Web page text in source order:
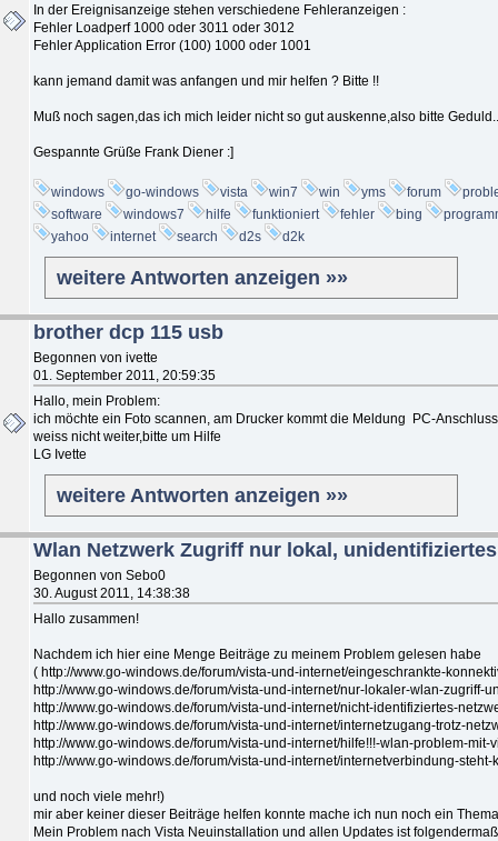
In der Ereignisanzeige stehen verschiedene Fehleranzeigen :
Fehler Loadperf 1000 oder 3011 oder 3012
Fehler Application Error (100) 1000 oder 1001
kann jemand damit was anfangen und mir helfen ? Bitte !!
Muß noch sagen,das ich mich leider nicht so gut auskenne,also bitte
Gespannte Grüße Frank Diener :]
windows go-windows vista win7 win yms forum
software
windows7 hilfe funktioniert fehler bing
yahoo
internet search d2s d2k
weitere Antworten anzeigen »»
brother dcp 115 usb
Begonnen von ivette
01. September 2011, 20:59:35
Hallo, mein Problem:
ich möchte ein Foto scannen, am Drucker kommt die Meldung PC-Anschluss
weiss nicht weiter,bitte um Hilfe
LG Ivette
weitere Antworten anzeigen »»
Wlan Netzwerk Zugriff nur lokal,
Begonnen von Sebo0
30. August 2011, 14:38:38
Hallo zusammen!
Nachdem ich hier eine Menge Beiträge zu meinem Problem gelesen habe
( http://www.go-windows.de/forum/vista-und-internet/eingeschrankte-
http://www.go-windows.de/forum/vista-und-internet/nur-lokaler-wlan-zugriff-
http://www.go-windows.de/forum/vista-und-internet/nicht-identifiziertes-
http://www.go-windows.de/forum/vista-und-internet/internetzugang-trotz-
http://www.go-windows.de/forum/vista-und-internet/hilfe!!!-wlan-problem-mit-
http://www.go-windows.de/forum/vista-und-internet/internetverbindung-
und noch viele mehr!)
mir aber keiner dieser Beiträge helfen konnte mache ich nun noch ein
Mein Problem nach Vista Neuinstallation und allen Updates ist